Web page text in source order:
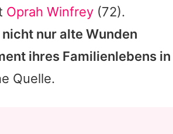
Oprah Winfrey (72).
nur alte Wunden
ihres Familienlebens in
Quelle.